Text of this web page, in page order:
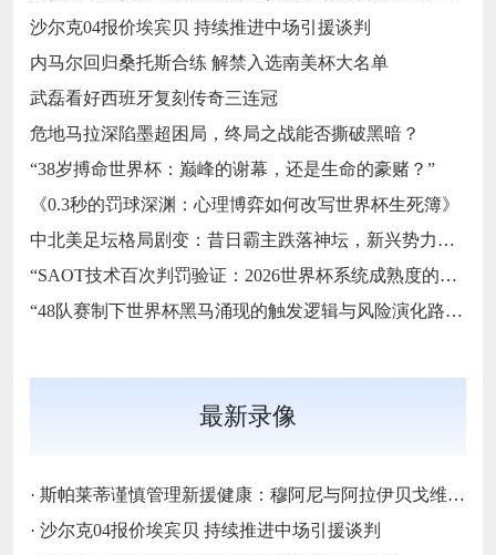
沙尔克04报价埃宾贝 持续推进中场引援谈判
内马尔回归桑托斯合练 解禁入选南美杯大名单
武磊看好西班牙复刻传奇三连冠
危地马拉深陷墨超困局，终局之战能否撕破黑暗？
“38岁搏命世界杯：巅峰的谢幕，还是生命的豪赌？”
《0.3秒的罚球深渊：心理博弈如何改写世界杯生死簿》
中北美足坛格局剧变：昔日霸主跌落神坛，新兴势力强势崛起
“SAOT技术百次判罚验证：2026世界杯系统成熟度的关键节点与演进路径”
“48队赛制下世界杯黑马涌现的触发逻辑与风险演化路径”
最新录像
· 斯帕莱蒂谨慎管理新援健康：穆阿尼与阿拉伊贝戈维奇缺席尤文热身赛的战略考量‌
· 沙尔克04报价埃宾贝 持续推进中场引援谈判